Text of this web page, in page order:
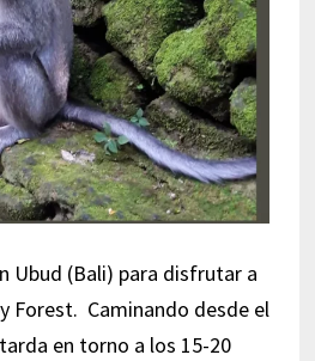
Ubud (Bali) para disfrutar a
Forest. Caminando desde el
en torno a los 15-20